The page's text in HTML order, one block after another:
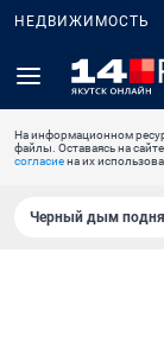
НЕДВИЖИМОСТЬ
На информационном
файлы. Оставаясь на
согласиена их
Черный дым